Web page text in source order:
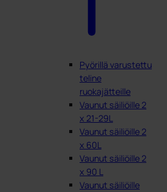
Pyörillä varustettu
teline
ruokajätteille
Vaunut säiliöille 2
x 21-29L
Vaunut säiliöille 2
x 60L
Vaunut säiliöille 2
x 90 L
Vaunut säiliöille